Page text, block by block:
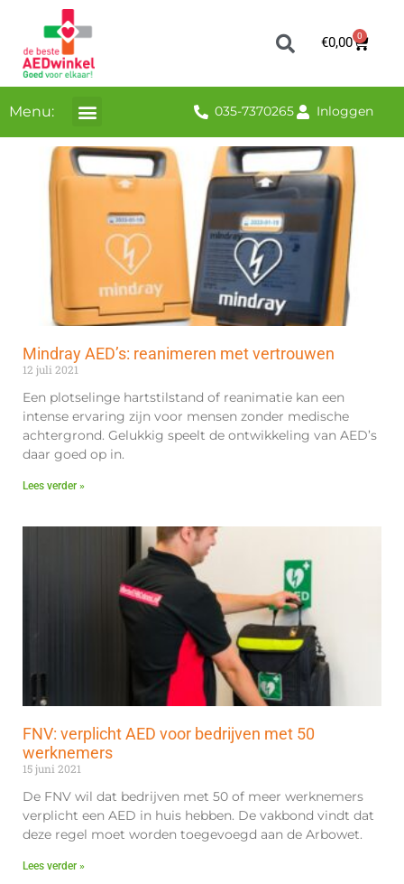
€0,00 0
Menu: 035-7370265 Inloggen
Mindray AED’s: reanimeren met vertrouwen
12 juli 2021
Een plotselinge hartstilstand of reanimatie kan een
intense ervaring zijn voor mensen zonder medische
achtergrond. Gelukkig speelt de ontwikkeling van AED’s
daar goed op in.
Lees verder »
FNV: verplicht AED voor bedrijven met 50
werknemers
15 juni 2021
De FNV wil dat bedrijven met 50 of meer werknemers
verplicht een AED in huis hebben. De vakbond vindt dat
deze regel moet worden toegevoegd aan de Arbowet.
Lees verder »